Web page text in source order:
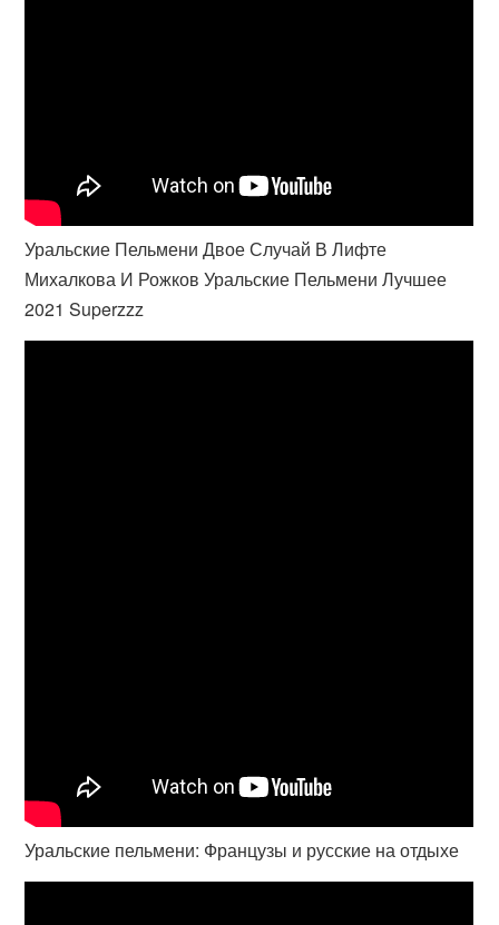
Уральские Пельмени Двое Случай В Лифте
Михалкова И Рожков Уральские Пельмени Лучшее
2021 Superzzz
Уральские пельмени: Французы и русские на отдыхе